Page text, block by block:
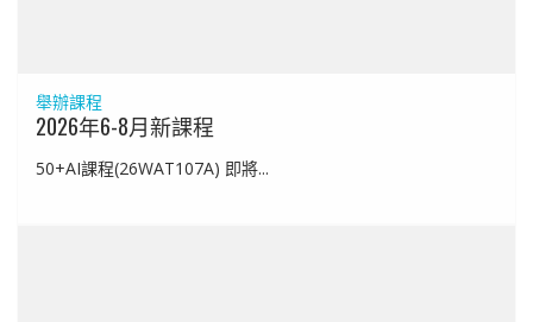
舉辦課程
2026年6-8月新課程
50+AI課程(26WAT107A) 即將...